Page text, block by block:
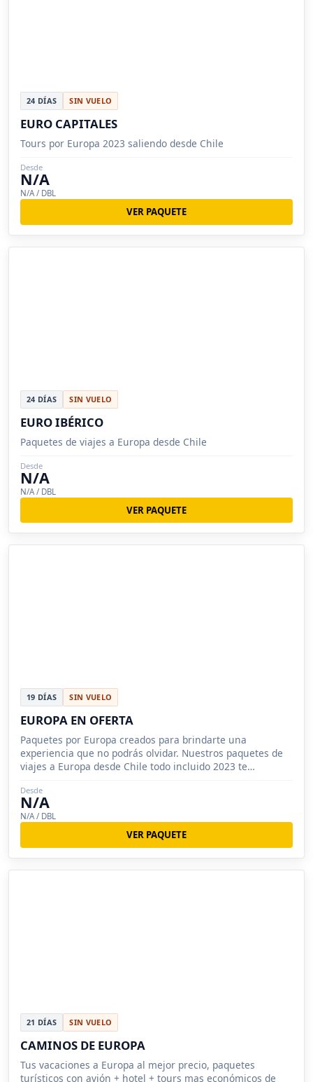
24 DÍAS SIN VUELO
EURO CAPITALES
Tours por Europa 2023 saliendo desde Chile
Desde
N/A
N/A / DBL
VER PAQUETE
24 DÍAS SIN VUELO
EURO IBÉRICO
Paquetes de viajes a Europa desde Chile
Desde
N/A
N/A / DBL
VER PAQUETE
19 DÍAS SIN VUELO
EUROPA EN OFERTA
Paquetes por Europa creados para brindarte una
experiencia que no podrás olvidar. Nuestros paquetes de
viajes a Europa desde Chile todo incluido 2023 te
Desde
N/A
N/A / DBL
VER PAQUETE
21 DÍAS SIN VUELO
CAMINOS DE EUROPA
Tus vacaciones a Europa al mejor precio, paquetes
turísticos con avión + hotel + tours mas económicos de